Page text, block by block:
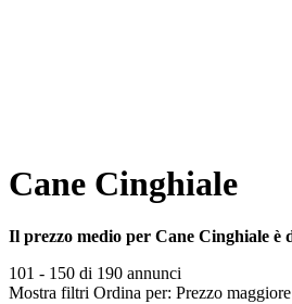
Cane Cinghiale
Il prezzo medio per Cane Cinghiale è
101 - 150 di 190 annunci
Mostra filtri Ordina per: Prezzo